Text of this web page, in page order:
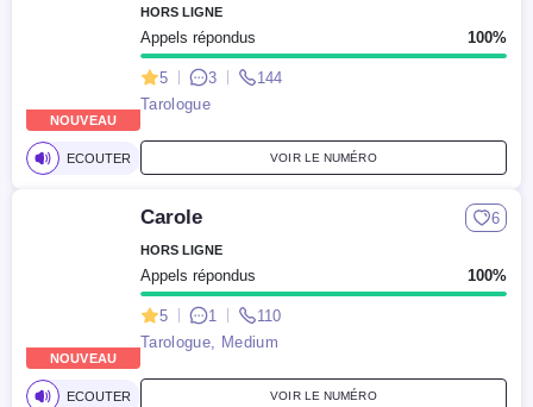
NOUVEAU
HORS LIGNE
Appels répondus 100%
5 3
144
Tarologue
ECOUTER VOIR LE NUMÉRO
NOUVEAU
Carole 6
HORS LIGNE
Appels répondus 100%
5 1
110
Tarologue, Medium
ECOUTER VOIR LE NUMÉRO